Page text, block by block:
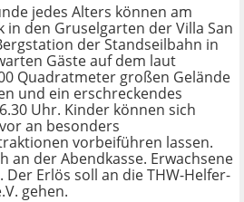
jedes Alters können am
in den Gruselgarten der Villa San
der Standseilbahn in
Gäste auf dem laut
Quadra­tmeter großen Gelände
und ein erschreckendes
Uhr. Kinder können sich
an besonders
vorbeiführen lassen.
an der Abendkasse. Erwachsene
Der Erlös soll an die THW-Helfer­
gehen.